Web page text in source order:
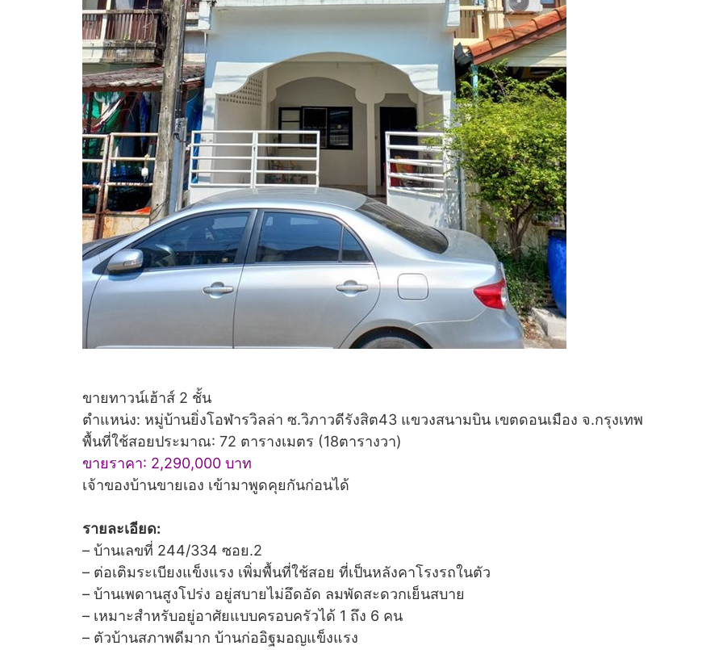
ขายทาวน์เฮ้าส์ 2 ชั้น
ตำแหน่ง: หมู่บ้านยิ่งโอฬารวิลล่า ซ.วิภาวดีรังสิต43 แขวงสนามบิน เขตดอนเมือง จ.กรุงเทพ
พื้นที่ใช้สอยประมาณ: 72 ตารางเมตร (18ตารางวา)
ขายราคา: 2,290,000 บาท
เจ้าของบ้านขายเอง เข้ามาพูดคุยกันก่อนได้
รายละเอียด:
– บ้านเลขที่ 244/334 ซอย.2
– ต่อเติมระเบียงแข็งแรง เพิ่มพื้นที่ใช้สอย ที่เป็นหลังคาโรงรถในตัว
– บ้านเพดานสูงโปร่ง อยู่สบายไม่อึดอัด ลมพัดสะดวกเย็นสบาย
– เหมาะสำหรับอยู่อาศัยแบบครอบครัวได้ 1 ถึง 6 คน
– ตัวบ้านสภาพดีมาก บ้านก่ออิฐมอญแข็งแรง